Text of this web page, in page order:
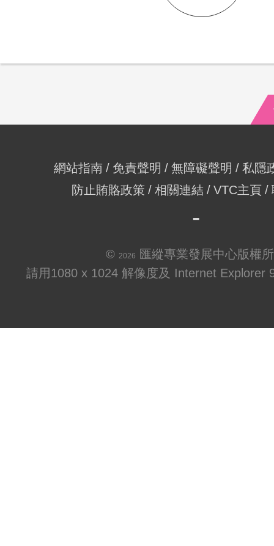
網站指南 免責聲明 無障礙聲明
私隱
防止賄賂政策
相關連結 VTC主頁
© 2026
匯縱專業發展中心版權
請用1080 x 1024 解像度及 Internet Explorer